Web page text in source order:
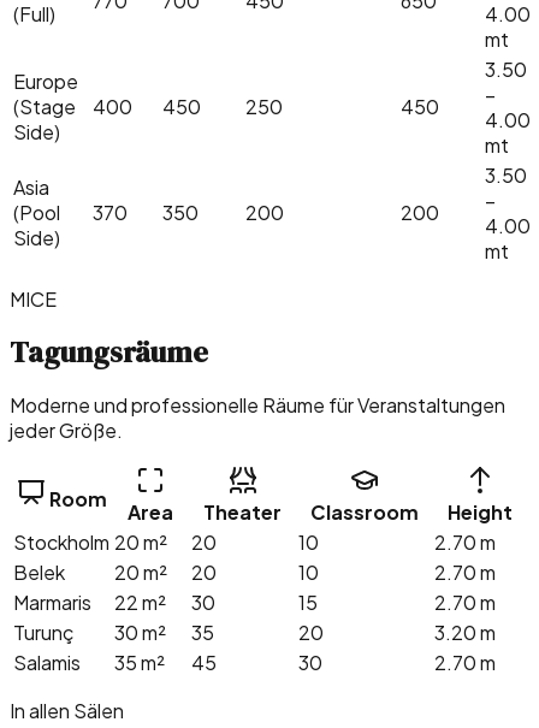
(Full)
4.00
mt
Europe
(Stage
Side)
400 450 250 450
3.50
–
4.00
mt
Asia
(Pool
Side)
370 350 200 200
3.50
–
4.00
mt
MICE
Tagungsräume
Moderne und professionelle Räume für Veranstaltungen
jeder Größe.
Room
Area Theater Classroom
Height
Stockholm 20 m² 20 10
2.70 m
Belek
20 m² 20 10
2.70 m
Marmaris
22 m² 30 15
2.70 m
Turunç
30 m² 35 20
3.20 m
Salamis
35 m² 45 30
2.70 m
In allen Sälen